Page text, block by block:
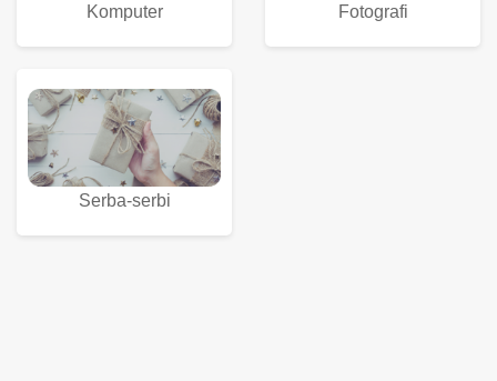
Komputer Fotografi
Serba-serbi